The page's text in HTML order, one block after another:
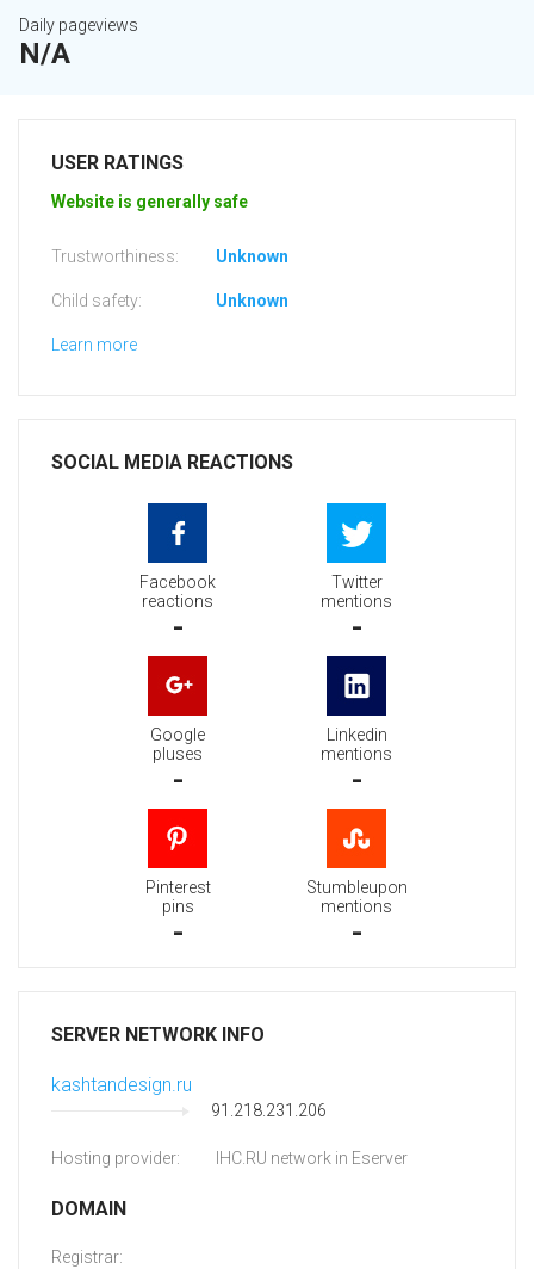
Daily pageviews
N/A
USER RATINGS
Website is generally safe
Trustworthiness: Unknown
Child safety: Unknown
Learn more
SOCIAL MEDIA REACTIONS
Facebook
reactions
-
Twitter
mentions
-
Google
pluses
-
Linkedin
mentions
-
Pinterest
pins
-
Stumbleupon
mentions
-
SERVER NETWORK INFO
kashtandesign.ru
91.218.231.206
Hosting provider: IHC.RU network in Eserver
DOMAIN
Registrar: